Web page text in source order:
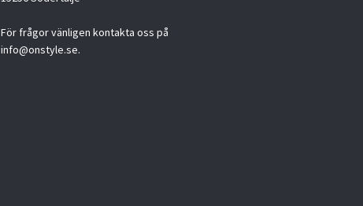
För frågor vänligen kontakta oss på
info@onstyle.se.